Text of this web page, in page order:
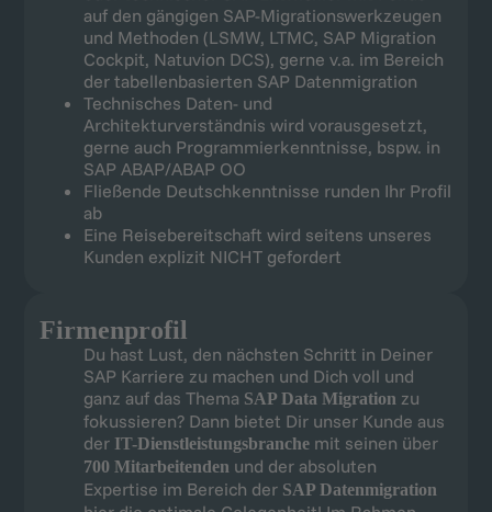
auf den gängigen SAP-Migrationswerkzeugen
und Methoden (LSMW, LTMC, SAP Migration
Cockpit, Natuvion DCS), gerne v.a. im Bereich
der tabellenbasierten SAP Datenmigration
Technisches Daten- und
Architekturverständnis wird vorausgesetzt,
gerne auch Programmierkenntnisse, bspw. in
SAP ABAP/ABAP OO
Fließende Deutschkenntnisse runden Ihr Profil
ab
Eine Reisebereitschaft wird seitens unseres
Kunden explizit NICHT gefordert
Firmenprofil
Du hast Lust, den nächsten Schritt in Deiner
SAP Karriere zu machen und Dich voll und
ganz auf das Thema SAP Data Migration zu
fokussieren? Dann bietet Dir unser Kunde aus
der IT-Dienstleistungsbranchemit seinen über
700 Mitarbeitendenund der absoluten
Expertise im Bereich der SAP Datenmigration